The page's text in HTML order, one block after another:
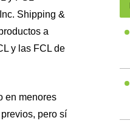
Shipping &
a
y las FCL de
en menores
pero sí